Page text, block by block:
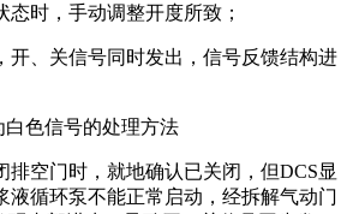
时，手动调整开度所致；
开、关信号同时发出，信号反馈结构进
色信号的处理方法
排空门时，就地确认已关闭，但DCS显
液循环泵不能正常启动，经拆解气动门